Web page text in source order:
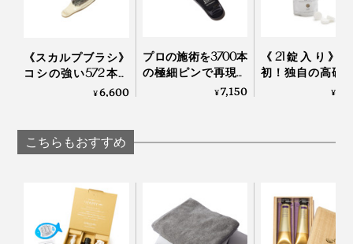
削減、水や環境への配慮も叶います。
《スカルプブラシ》
コシの強い572本の
ピンが、皮脂汚れを
¥6,600
プロの施術を3700本
の極細ピンで再現す
る「トリートメント
¥7,150
《21錠入り》
初！独自の高硬
イクロカプセル
¥
こちらもおすすめ